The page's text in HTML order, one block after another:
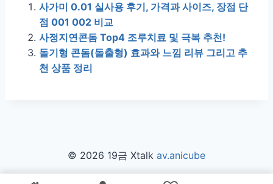
사가미 0.01 실사용 후기, 가격과 사이즈, 장점 단
점 001 002 비교
사정지연콘돔 Top4 조루치료 및 극복 추천!
돌기형 콘돔(돌출형) 효과와 느낌 리뷰 그리고 추
천 상품 정리
© 2026 19금 Xtalk av.anicube
해당 사이트는 파트너스활동으로 수익을 얻고 있습니다.